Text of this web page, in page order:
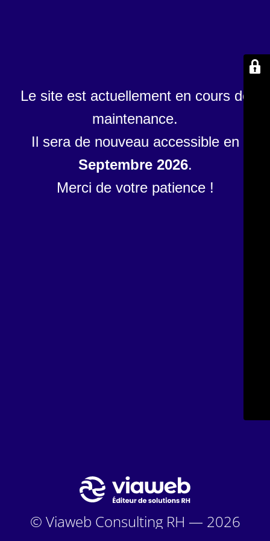
Le site est actuellement en cours de
maintenance.
Il sera de nouveau accessible en
Septembre 2026.
Merci de votre patience !
© Viaweb Consulting RH — 2026